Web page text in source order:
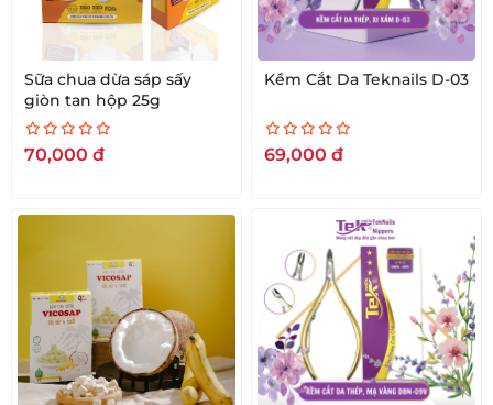
Sữa chua dừa sáp sấy
giòn tan hộp 25g
70,000 đ
Kềm Cắt Da Teknails D-03
69,000 đ